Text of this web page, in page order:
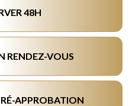
48H
RENDEZ-VOUS
APPROBATION